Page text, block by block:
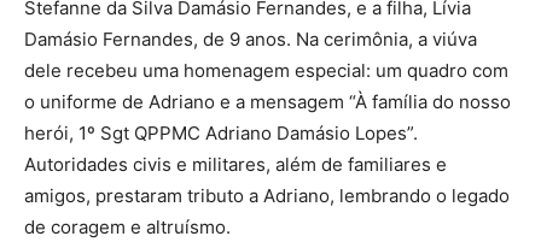
Stefanne da Silva Damásio Fernandes, e a filha, Lívia
Damásio Fernandes, de 9 anos. Na cerimônia, a viúva
dele recebeu uma homenagem especial: um quadro com
o uniforme de Adriano e a mensagem “À família do nosso
herói, 1º Sgt QPPMC Adriano Damásio Lopes”.
Autoridades civis e militares, além de familiares e
amigos, prestaram tributo a Adriano, lembrando o legado
de coragem e altruísmo.